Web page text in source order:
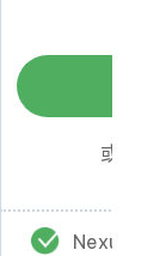
或者
Nexus 追